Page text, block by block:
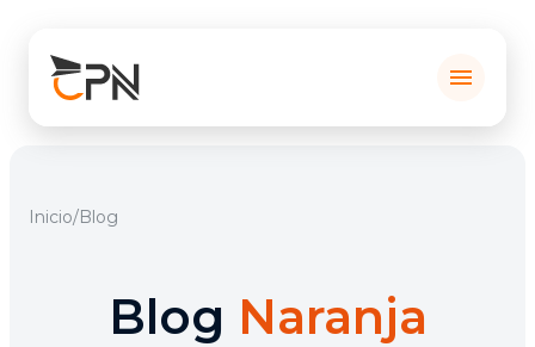
menu
Inicio/Blog
Blog Naranja